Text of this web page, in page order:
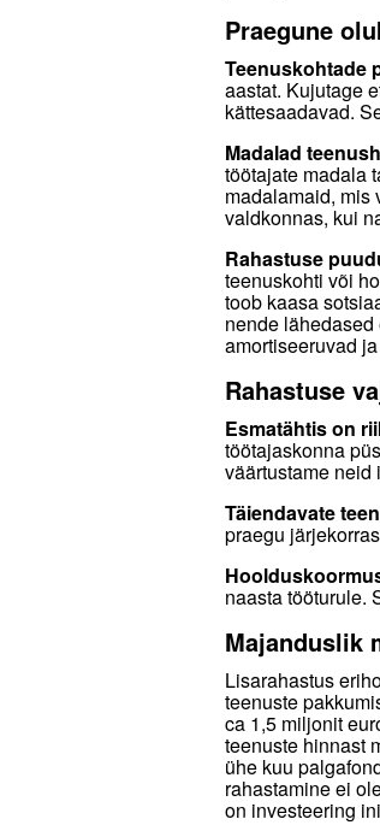
Praegune
Teenuskohtade
aastat. Kujutage
kättesaadavad.
Madalad
töötajate madala
madalamaid, mis
valdkonnas, kui
Rahastuse
teenuskohti või
toob kaasa
nende
amortiseeruvad
Rahastuse
Esmatähtis on
töötajaskonna
väärtustame neid
Täiendavate
praegu
naasta tööturule.
Majanduslik
Lisarahastus
teenuste
ca 1,5 miljonit
teenuste hinnast
ühe kuu
rahastamine ei
on investeering